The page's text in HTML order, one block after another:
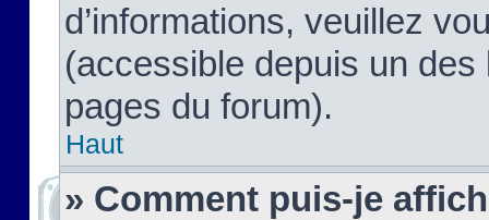
d’informations, veuillez
(accessible depuis un
pages du forum).
Haut
» Comment puis-je